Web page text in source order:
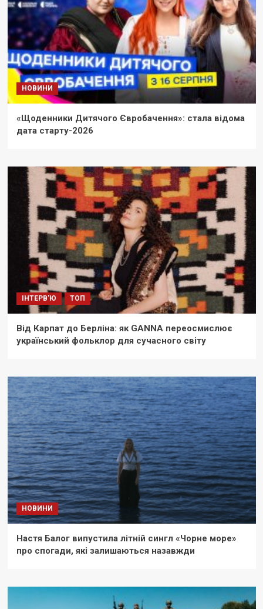
НОВИНИ
«Щоденники Дитячого Євробачення»: стала відома
дата старту-2026
ІНТЕРВ'Ю ТОП
Від Карпат до Берліна: як GANNA переосмислює
український фольклор для сучасного світу
НОВИНИ
Настя Балог випустила літній сингл «Чорне море»
про спогади, які залишаються назавжди